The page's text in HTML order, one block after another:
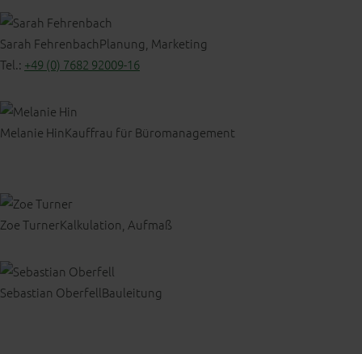
Sarah FehrenbachPlanung, Marketing
Tel.: +49 (0) 7682 92009-16
Melanie HinKauffrau für Büromanagement
Zoe TurnerKalkulation, Aufmaß
Sebastian OberfellBauleitung